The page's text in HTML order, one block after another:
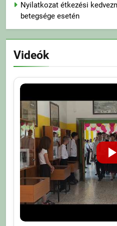
Nyilatkozat étkezési
betegsége esetén
Videók